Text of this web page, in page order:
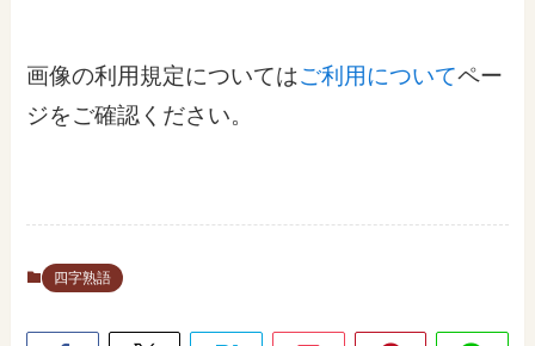
画像の利用規定についてはご利用についてペー
ジをご確認ください。
四字熟語